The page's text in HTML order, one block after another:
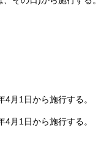
月1日から施行する。
月1日から施行する。